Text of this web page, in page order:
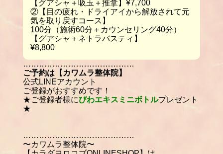
【グアシャ＋吸玉＋推拿】¥7,700
②【目の疲れ・ドライアイから解放されて元
気を取り戻すコース】
100分（施術60分＋カウンセリング40分）
【グアシャ＋ネトラバスティ】
¥8,800
……………………………………
ご予約は【カワムラ整体院】
公式LINEアカウント
ご登録がおすすめです！
★ご登録者様にびわエキスミニボトルプレゼント
★
……………………………………
〜カワムラ整体院〜